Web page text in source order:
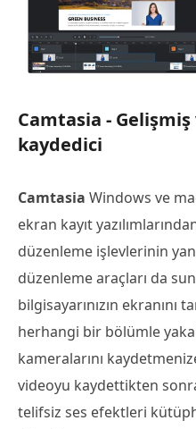
Camtasia -
kaydedici
Camtasia Windows ve
ekran kayıt
düzenleme işlevlerinin
düzenleme araçları da
bilgisayarınızın ekranını
herhangi bir bölümle
kameralarını
videoyu kaydettikten
telifsiz ses efektleri